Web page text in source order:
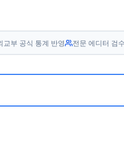
교부 공식 통계 반영 전문 에디터 검수